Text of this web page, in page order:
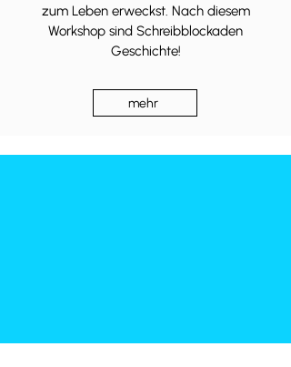
zum Leben erweckst. Nach diesem
Workshop sind Schreibblockaden
Geschichte!
mehr